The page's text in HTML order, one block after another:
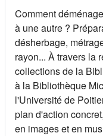
Comment
à une autre ?
désherbage,
rayon... À travers la
collections de la
à la Bibliothèque
l'Université de
plan d'action
en images et en